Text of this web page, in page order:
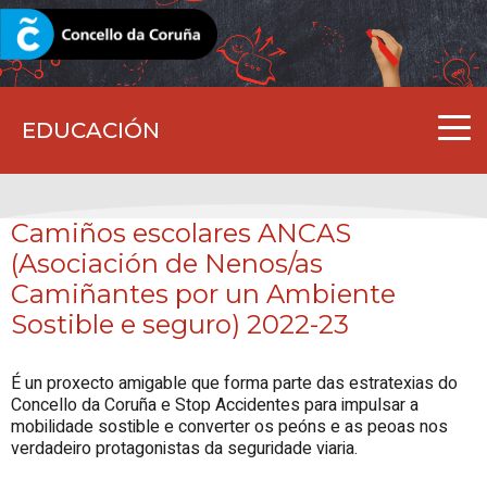
EDUCACIÓN
CORUNA.GAL
Camiños escolares ANCAS
(Asociación de Nenos/as
Camiñantes por un Ambiente
Sostible e seguro) 2022-23
É un proxecto amigable que forma parte das estratexias do
Concello da Coruña e Stop Accidentes para impulsar a
mobilidade sostible e converter os peóns e as peoas nos
verdadeiro protagonistas da seguridade viaria.